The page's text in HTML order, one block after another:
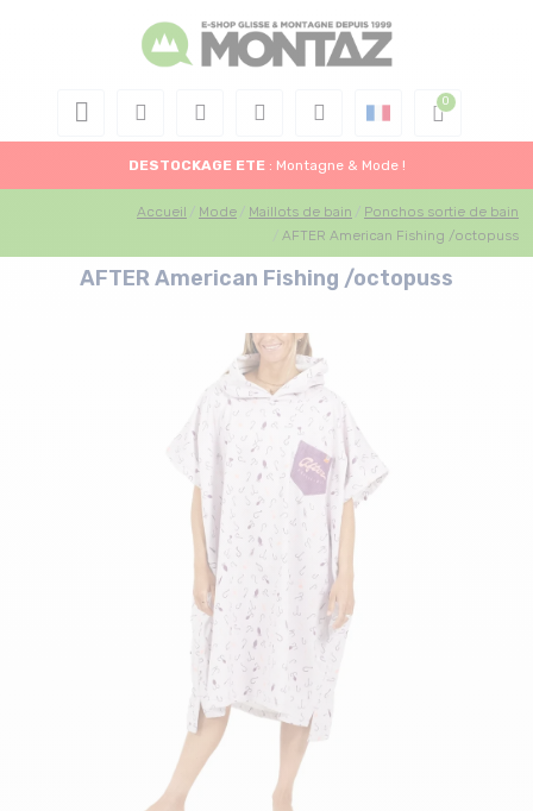
DESTOCKAGE ETE : Montagne & Mode !
Accueil Mode Maillots de bain
Ponchos sortie de bain
AFTER American Fishing /octopuss
AFTER American Fishing /octopuss